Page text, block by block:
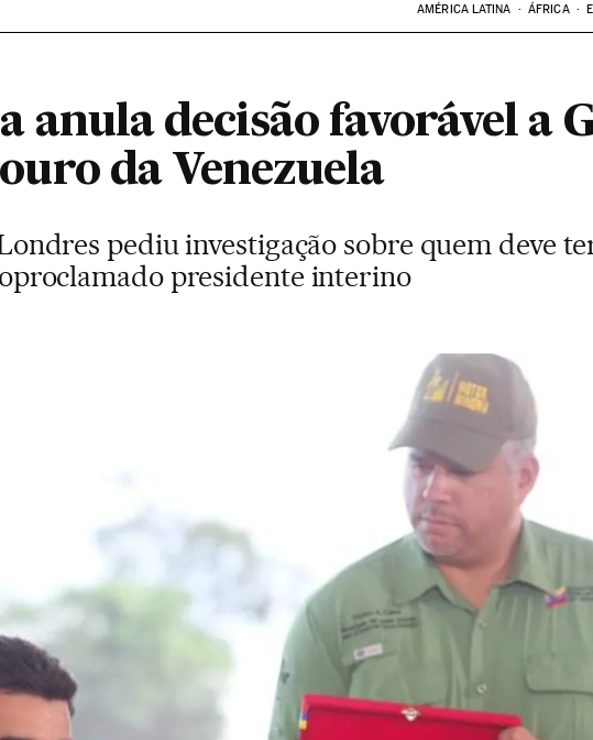
AMÉRICA LATINA ÁFRICA
anula decisão favorável a
da Venezuela
pediu investigação sobre quem deve
presidente interino